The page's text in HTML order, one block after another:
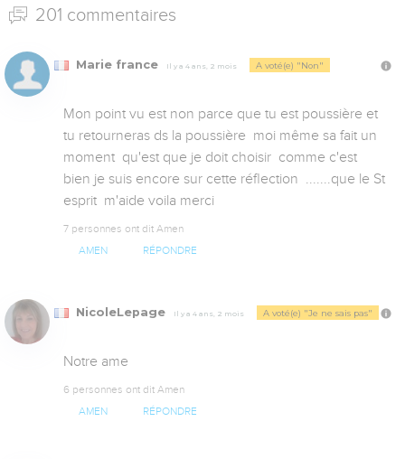
201 commentaires
Marie france Il y a 4 ans, 2 mois A voté(e) "Non"
Mon point vu est non parce que tu est poussière et
tu retourneras ds la poussière  moi même sa fait un
moment  qu'est que je doit choisir  comme c'est
bien je suis encore sur cette réflection  .......que le St
esprit  m'aide voila merci
7 personnes ont dit Amen
AMEN RÉPONDRE
NicoleLepage Il y a 4 ans, 2 mois A voté(e) "Je ne sais pas"
Notre ame
6 personnes ont dit Amen
AMEN RÉPONDRE